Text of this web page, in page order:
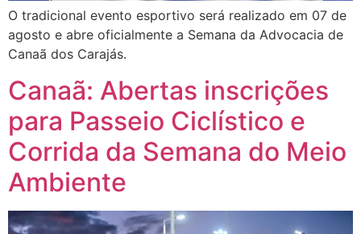
O tradicional evento esportivo será realizado em 07 de
agosto e abre oficialmente a Semana da Advocacia de
Canaã dos Carajás.
Canaã: Abertas inscrições
para Passeio Ciclístico e
Corrida da Semana do Meio
Ambiente